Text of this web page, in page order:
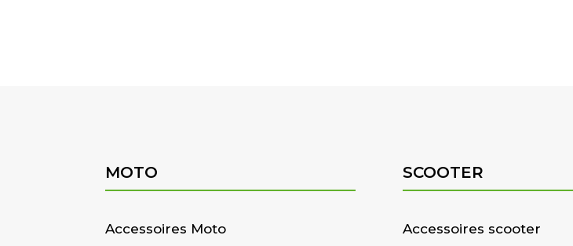
MOTO
Accessoires Moto
SCOOTER
Accessoires scooter